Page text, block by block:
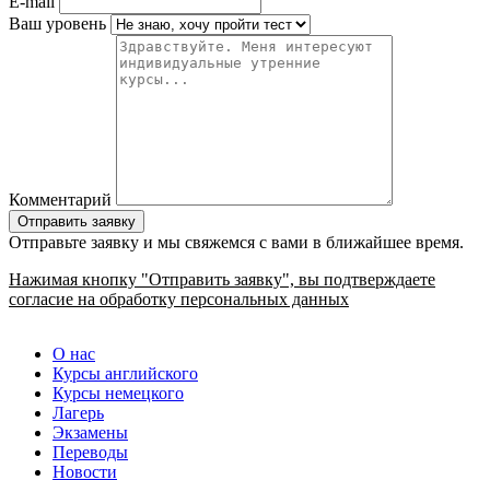
Ваш уровень
Комментарий
Отправьте заявку и мы свяжемся с вами в ближайшее время.
Нажимая кнопку "Отправить заявку", вы подтверждаете
согласие на обработку персональных данных
О нас
Курсы английского
Курсы немецкого
Лагерь
Экзамены
Переводы
Новости